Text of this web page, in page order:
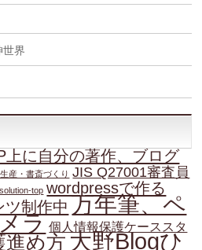
世界
上に自分の著作、ブログ
産・書斎づくり JIS Q27001審査員
solution-top wordpressで作る
ツ制作中 万年筆、ペ
ラ 個人情報保護ケーススタ
進め方大野Blogひ